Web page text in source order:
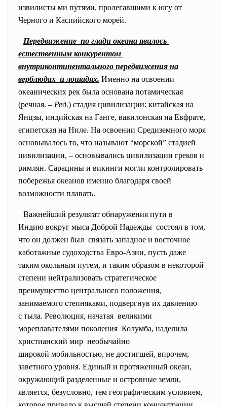
извилисты ми путями, пролегавшими к югу от
Черного и Каспийского морей.
Передвижение по глади океана явилось
естественным конкурентом
внутриконтинентального передвижения на
верблюдах и лошадях. Именно на освоении
океанических рек была основана потамическая
(речная. – Ред.) стадия цивилизации: китайская на
Янцзы, индийская на Ганге, вавилонская на Евфрате,
египетская на Ниле. На освоении Средиземного моря
основывалось то, что называют “морской” стадией
цивилизации, – основывались цивилизации греков и
римлян. Сарацины и викинги могли контролировать
побережья океанов именно благодаря своей
возможности плавать.
Важнейший результат обнаружения пути в
Индию вокруг мыса Доброй Надежды состоял в том,
что он должен был связать западное и восточное
каботажные судоходства Евро-Азии, пусть даже
таким окольным путем, и таким образом в некоторой
степени нейтрализовать стратегическое
преимущество центрального положения,
занимаемого степняками, подвергнув их давлению
с тыла. Революция, начатая великими
мореплавателями поколения Колумба, наделила
христианский мир необычайно
широкой мобильностью, не достигшей, впрочем,
заветного уровня. Единый и протяженный океан,
окружающий разделенные и островные земли,
является, безусловно, тем географическим условием,